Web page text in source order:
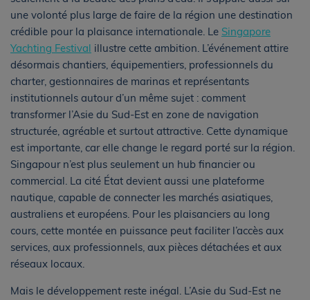
une volonté plus large de faire de la région une destination
crédible pour la plaisance internationale. Le Singapore
Yachting Festival illustre cette ambition. L’événement attire
désormais chantiers, équipementiers, professionnels du
charter, gestionnaires de marinas et représentants
institutionnels autour d’un même sujet : comment
transformer l’Asie du Sud-Est en zone de navigation
structurée, agréable et surtout attractive. Cette dynamique
est importante, car elle change le regard porté sur la région.
Singapour n’est plus seulement un hub financier ou
commercial. La cité État devient aussi une plateforme
nautique, capable de connecter les marchés asiatiques,
australiens et européens. Pour les plaisanciers au long
cours, cette montée en puissance peut faciliter l’accès aux
services, aux professionnels, aux pièces détachées et aux
réseaux locaux.
Mais le développement reste inégal. L’Asie du Sud-Est ne